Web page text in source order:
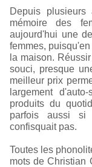
Depuis plusieurs
mémoire des
aujourd'hui une
femmes,
la maison.
souci, presque
meilleur prix
largement
produits du
parfois aussi si
confisquait pas.
Toutes les
mots de Christian